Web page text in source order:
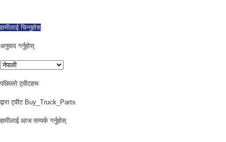
हामीलाई चिन्नुहोस्
अनुवाद गर्नुहोस्
पछिल्लो ट्वीटहरू
द्वारा ट्वीट Buy_Truck_Parts
हामीलाई आज सम्पर्क गर्नुहोस्